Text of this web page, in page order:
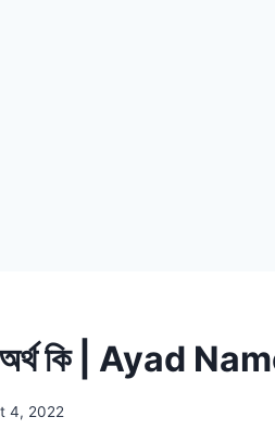
অর্থ কি | Ayad
4, 2022